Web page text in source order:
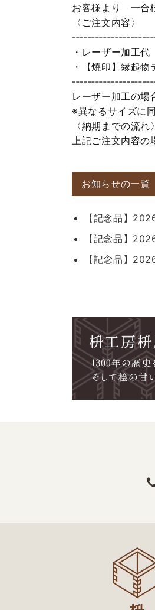
お客様より 一合
〈ご注文内容〉
・レーザー加工
・【焼印】縁起
レーザー加工の場
※異なるサイズに
〈納期までの流れ〉
上記ご注文内容の
お知らせの一覧
【記念品】
【記念品】
【記念品】